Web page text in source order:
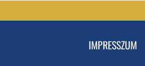
IMPRESSZUM